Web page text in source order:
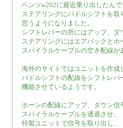
ベンツw202に最近乗り出したんで
ステアリングにパドルシフトを取
思うようになりました。
シフトレバーの所にはアップ、ダ
ステアリングにはエアバックとホ
スパイラルケーブルの空き配線が
海外のサイトではユニットを作成
パドルシフトの配線をシフトレバ
機能させているようです。
ホーンの配線にアップ、ダウン信
スパイラルケーブルを通過させ、
特製ユニットで信号を取り出し、